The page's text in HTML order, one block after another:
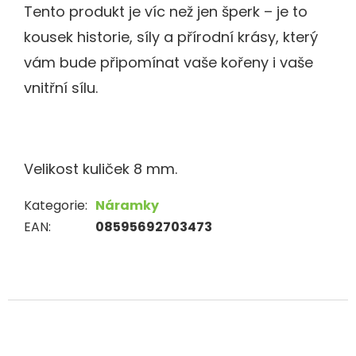
Tento produkt je víc než jen šperk – je to
kousek historie, síly a přírodní krásy, který
vám bude připomínat vaše kořeny i vaše
vnitřní sílu.
Velikost kuliček 8 mm.
Kategorie: Náramky
EAN: 08595692703473